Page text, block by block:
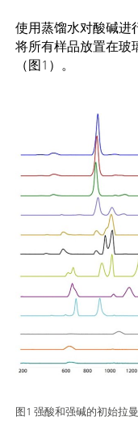
使用蒸馏水对酸碱进
将所有样品放置在玻
（图1）。
图1 强酸和强碱的初始拉